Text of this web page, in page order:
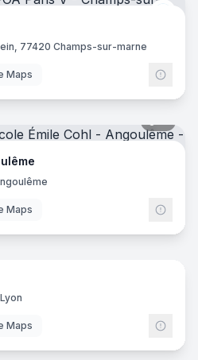
IFOA
77420 Champs-sur-marne
Maps
Maps
15
Maps
22